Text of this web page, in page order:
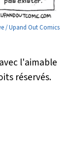
/ Upand Out Comics
l'aimable
réservés.